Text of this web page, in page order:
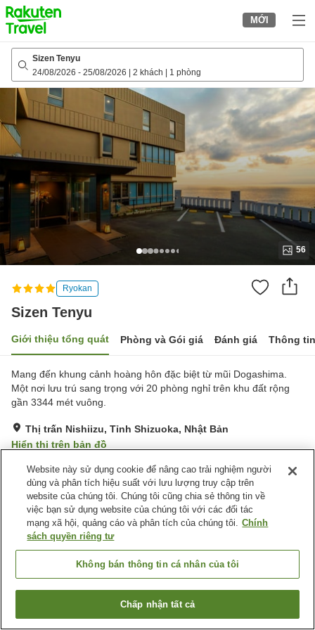
to
top
page
MỚI
Sizen Tenyu
24/08/2026 - 25/08/2026 2 khách 1 phòng
56
Ryokan
Sizen Tenyu
Giới thiệu tổng quát Phòng và Gói giá Đánh giá Thông
Mang đến khung cảnh hoàng hôn đặc biệt từ mũi Dogashima.
Một nơi lưu trú sang trọng với 20 phòng nghỉ trên khu đất rộng
gần 3344 mét vuông.
Thị trấn Nishiizu, Tỉnh Shizuoka, Nhật Bản
Hiển thị trên bản đồ
Xuất sắc Đánh giá:327lượt
Tiện nghi chỗ nghỉ
Bãi đỗ xe
Hồ bơi
Máy bán hàng tự động
Trang chủ Nhật Bản Tỉnh Shizuoka
Thị trấn Nishiizu
Sizen Tenyu
Tìm phòng trống
Website này sử dụng cookie để nâng cao trải nghiệm người
dùng và phân tích hiệu suất với lưu lượng truy cập trên
website của chúng tôi. Chúng tôi cũng chia sẻ thông tin về
việc bạn sử dụng website của chúng tôi với các đối tác
mạng xã hội, quảng cáo và phân tích của chúng tôi. Chính
sách quyền riêng tư
Không bán thông tin cá nhân của tôi
Chấp nhận tất cả